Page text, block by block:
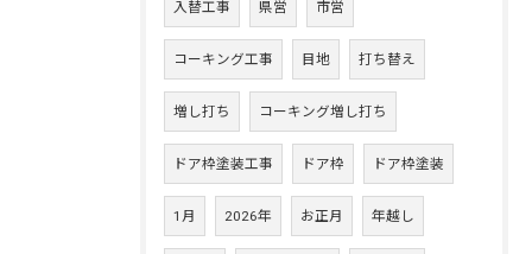
入替工事 県営 市営
コーキング工事 目地 打ち替え
増し打ち コーキング増し打ち
ドア枠塗装工事 ドア枠 ドア枠塗装
1月 2026年 お正月 年越し